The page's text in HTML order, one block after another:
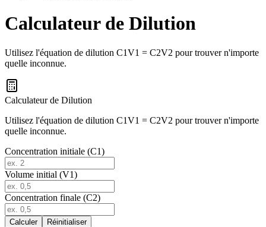
Calculateur de Dilution
Utilisez l'équation de dilution C1V1 = C2V2 pour trouver n'importe
quelle inconnue.
Calculateur de Dilution
Utilisez l'équation de dilution C1V1 = C2V2 pour trouver n'importe
quelle inconnue.
Concentration initiale (C1)
Volume initial (V1)
Concentration finale (C2)
Calculer Réinitialiser